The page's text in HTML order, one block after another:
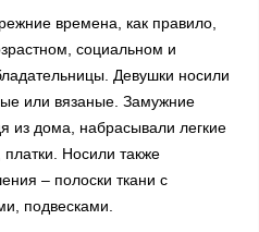
времена, как правило,
социальном и
Девушки носили
или вязаные. Замужние
из дома, набрасывали легкие
Носили также
– полоски ткани с
подвесками.